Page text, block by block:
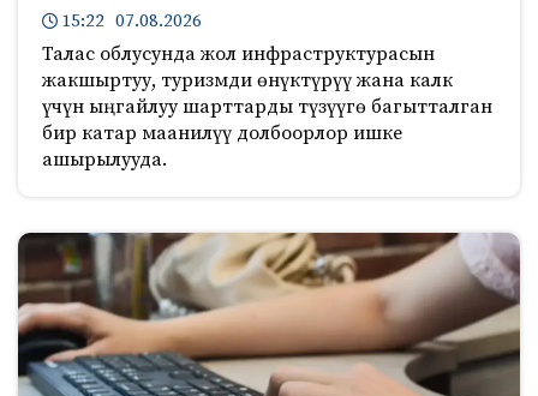
15:22 07.08.2026
Талас облусунда жол инфраструктурасын
жакшыртуу, туризмди өнүктүрүү жана калк
үчүн ыңгайлуу шарттарды түзүүгө багытталган
бир катар маанилүү долбоорлор ишке
ашырылууда.